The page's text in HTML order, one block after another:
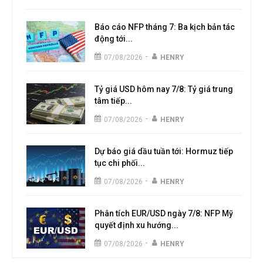
Báo cáo NFP tháng 7: Ba kịch bản tác
động tới...
07/08/2026 - HENRY
Tỷ giá USD hôm nay 7/8: Tỷ giá trung
tâm tiếp...
07/08/2026 - HENRY
Dự báo giá dầu tuần tới: Hormuz tiếp
tục chi phối...
07/08/2026 - HENRY
Phân tích EUR/USD ngày 7/8: NFP Mỹ
quyết định xu hướng...
07/08/2026 - HENRY